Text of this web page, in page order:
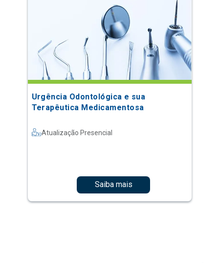
Urgência Odontológica e sua
Terapêutica Medicamentosa
Atualização Presencial
Saiba mais